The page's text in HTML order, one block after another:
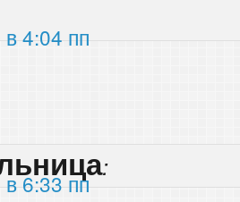
4:04 пп
:
6:33 пп